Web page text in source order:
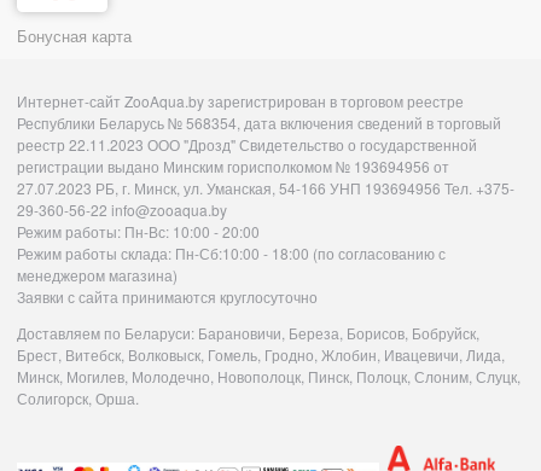
Бонусная карта
Интернет-сайт ZooAqua.by зарегистрирован в торговом реестре
Республики Беларусь № 568354, дата включения сведений в торговый
реестр 22.11.2023 ООО "Дрозд" Свидетельство о государственной
регистрации выдано Минским горисполкомом № 193694956 от
27.07.2023 РБ, г. Минск, ул. Уманская, 54-166 УНП 193694956 Тел. +375-
29-360-56-22 info@zooaqua.by
Режим работы: Пн-Вс: 10:00 - 20:00
Режим работы склада: Пн-Сб:10:00 - 18:00 (по согласованию с
менеджером магазина)
Заявки с сайта принимаются круглосуточно
Доставляем по Беларуси: Барановичи, Береза, Борисов, Бобруйск,
Брест, Витебск, Волковыск, Гомель, Гродно, Жлобин, Ивацевичи, Лида,
Минск, Могилев, Молодечно, Новополоцк, Пинск, Полоцк, Слоним, Слуцк,
Солигорск, Орша.